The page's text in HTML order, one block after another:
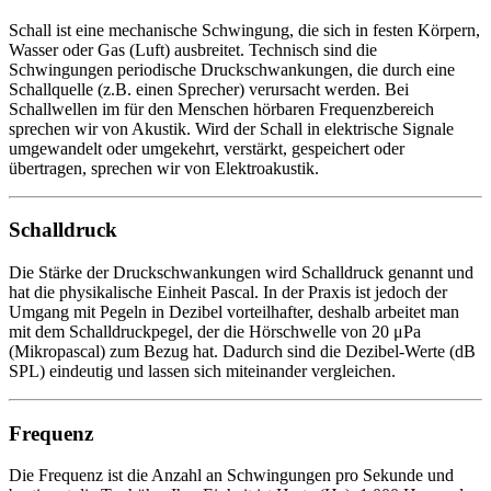
Schall ist eine mechanische Schwingung, die sich in festen Körpern,
Wasser oder Gas (Luft) ausbreitet. Technisch sind die
Schwingungen periodische Druckschwankungen, die durch eine
Schallquelle (z.B. einen Sprecher) verursacht werden. Bei
Schallwellen im für den Menschen hörbaren Frequenzbereich
sprechen wir von Akustik. Wird der Schall in elektrische Signale
umgewandelt oder umgekehrt, verstärkt, gespeichert oder
übertragen, sprechen wir von Elektroakustik.
Schalldruck
Die Stärke der Druckschwankungen wird Schalldruck genannt und
hat die physikalische Einheit Pascal. In der Praxis ist jedoch der
Umgang mit Pegeln in Dezibel vorteilhafter, deshalb arbeitet man
mit dem Schalldruckpegel, der die Hörschwelle von 20 μPa
(Mikropascal) zum Bezug hat. Dadurch sind die Dezibel-Werte (dB
SPL) eindeutig und lassen sich miteinander vergleichen.
Frequenz
Die Frequenz ist die Anzahl an Schwingungen pro Sekunde und